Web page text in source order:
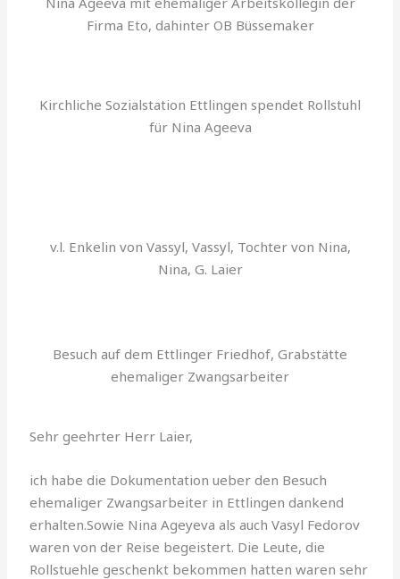
Firma Eto, dahinter OB Büssemaker
Kirchliche Sozialstation Ettlingen spendet Rollstuhl
für Nina Ageeva
v.l. Enkelin von Vassyl, Vassyl, Tochter von Nina,
Nina, G. Laier
Besuch auf dem Ettlinger Friedhof, Grabstätte
ehemaliger Zwangsarbeiter
Sehr geehrter Herr Laier,
ich habe die Dokumentation ueber den Besuch
ehemaliger Zwangsarbeiter in Ettlingen dankend
erhalten.Sowie Nina Ageyeva als auch Vasyl Fedorov
waren von der Reise begeistert. Die Leute, die
Rollstuehle geschenkt bekommen hatten waren sehr